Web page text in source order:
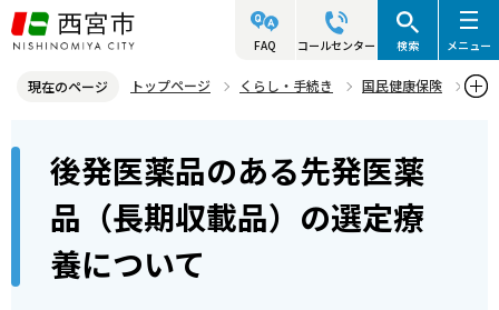
こ
の
ジ
す
FAQ コールセンター 検索 メニュー
現在のページ トップページ くらし・手続き
国民健康保険
後発医薬品のある先発医薬品（長期収載品）の選定療養について
ら
後発医薬品のある先発医薬
品（長期収載品）の選定療
養について